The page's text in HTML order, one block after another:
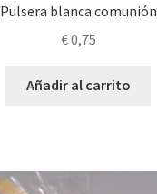
Pulsera blanca comunión
€0,75
Añadir al carrito